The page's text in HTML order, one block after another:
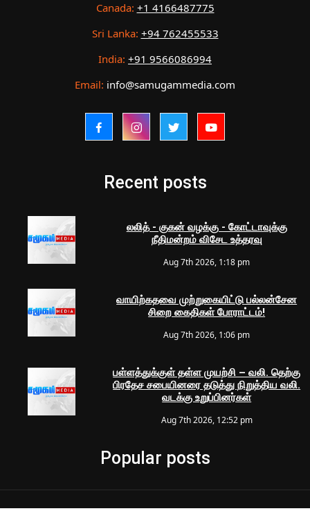
Canada: +1 4166487775
Sri Lanka: +94 762455533
India: +91 9566086994
Email: info@samugammedia.com
Recent posts
லலித் - குகன் வழக்கு - கோட்டாவுக்கு
நீதிமன்றம் விசேட உத்தரவு
Aug 7th 2026, 1:18 pm
வாயிற்கதவை முற்றுகையிட்டு பல்லன்சேன
சிறை கைதிகள் போராட்டம்!
Aug 7th 2026, 1:06 pm
பள்ளத்துக்குள் தள்ள முயற்சி – வலி. தெற்கு
பிரதேச சபையினரை தடுத்து நிறுத்திய வலி.
வடக்கு உறுப்பினர்கள்
Aug 7th 2026, 12:52 pm
Popular posts